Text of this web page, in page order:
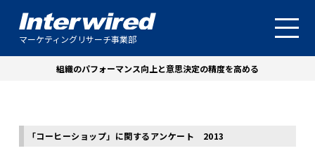
マーケティングリサーチ事業部
組織のパフォーマンス向上と意思決定の精度を高める
「コーヒーショップ」に関するアンケート 2013